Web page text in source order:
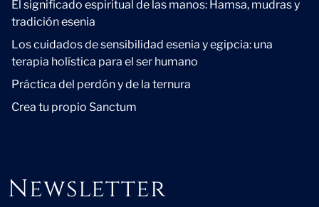
El significado espiritual de las manos: Hamsa, mudras y
tradición esenia
Los cuidados de sensibilidad esenia y egipcia: una
terapia holística para el ser humano
Práctica del perdón y de la ternura
Crea tu propio Sanctum
Newsletter